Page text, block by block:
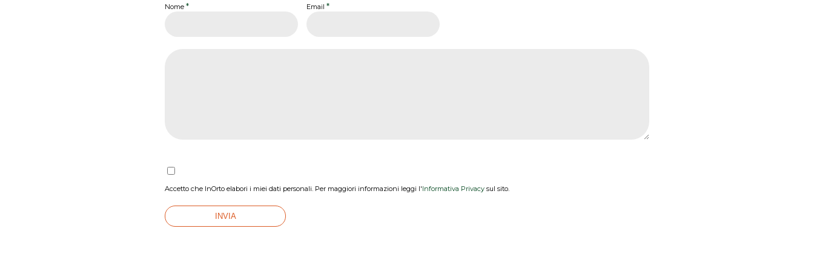
Nome * Email *
Accetto che InOrto elabori i miei dati personali. Per maggiori informazioni leggi l'Informativa Privacy sul sito.